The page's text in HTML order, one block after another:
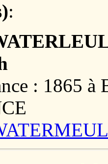
:
: 1865